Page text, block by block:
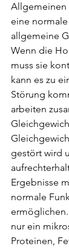
Allgemeinen
eine
allgemeine
Wenn die
muss sie
kann es zu
Störung
arbeiten
gestört wird
Ergebnisse
normale
ermöglichen.
nur ein
Proteinen,